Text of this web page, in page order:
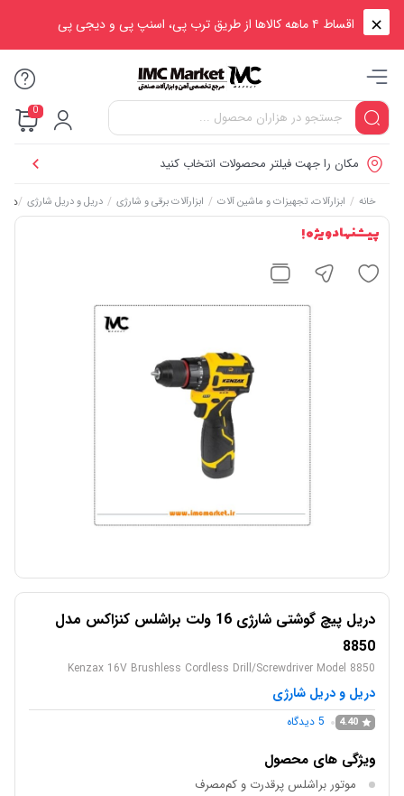
اقساط ۴ ماهه کالاها از طریق ترب پی، اسنپ پی و دیجی پی
0
مکان را جهت فیلتر محصولات انتخاب کنید
خانه / ابزارآلات، تجهیزات و ماشین آلات / ابزارآلات برقی و شارژی / دریل و دریل شارژی /دریل
پیشنهاد ویژه !
دریل پیچ گوشتی شارژی 16 ولت براشلس کنزاکس مدل
8850
Kenzax 16V Brushless Cordless Drill/Screwdriver Model 8850
دریل و دریل شارژی
4.40
5 دیدگاه
ویژگی های محصول
موتور براشلس پرقدرت و کم‌مصرف